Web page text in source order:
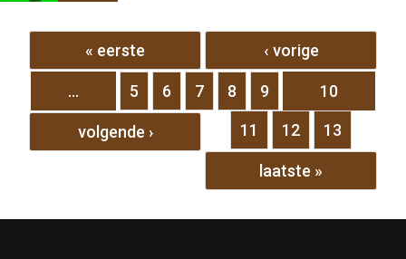
Pagina's
« eerste ‹ vorige
… 5 6 7 8 9 10
11 12 13
volgende ›
laatste »